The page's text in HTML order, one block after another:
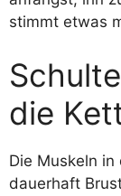
stimmt etwas
die
Die Muskeln
dauerhaft